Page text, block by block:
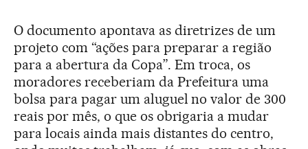
O documento apontava as diretrizes de um
projeto com “ações para preparar a região
para a abertura da Copa”. Em troca, os
moradores receberiam da Prefeitura uma
bolsa para pagar um aluguel no valor de 300
reais por mês, o que os obrigaria a mudar
para locais ainda mais distantes do centro,